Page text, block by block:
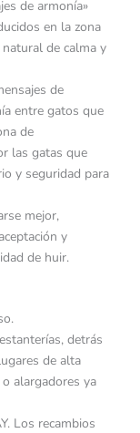
de armonía»
en la zona
de calma y
de
entre gatos que
de
las gatas que
y seguridad para
mejor,
y
de huir.
detrás
de alta
alargadores ya
Los recambios